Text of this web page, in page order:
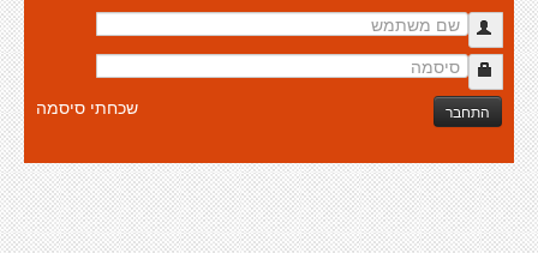
התחבר שכחתי סיסמה